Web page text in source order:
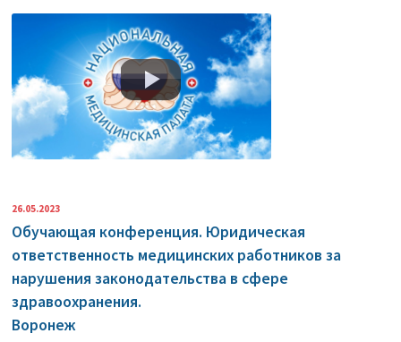
26.05.2023
Обучающая конференция. Юридическая
ответственность медицинских работников за
нарушения законодательства в сфере
здравоохранения.
Воронеж